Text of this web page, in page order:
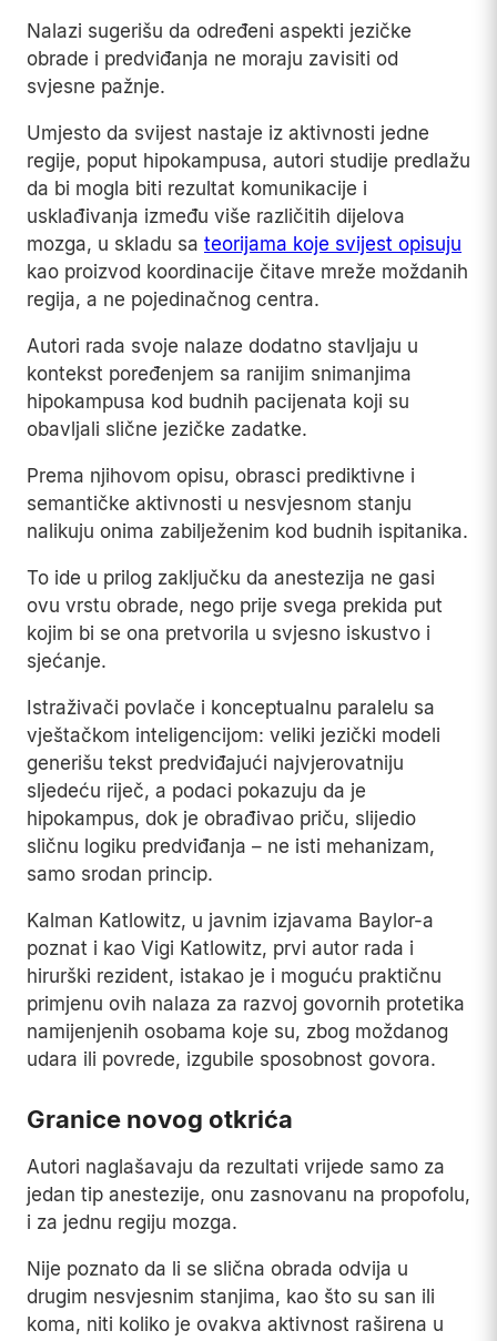
Nalazi sugerišu da određeni aspekti jezičke
obrade i predviđanja ne moraju zavisiti od
svjesne pažnje.
Umjesto da svijest nastaje iz aktivnosti jedne
regije, poput hipokampusa, autori studije predlažu
da bi mogla biti rezultat komunikacije i
usklađivanja između više različitih dijelova
mozga, u skladu sa teorijama koje svijest opisuju
kao proizvod koordinacije čitave mreže moždanih
regija, a ne pojedinačnog centra.
Autori rada svoje nalaze dodatno stavljaju u
kontekst poređenjem sa ranijim snimanjima
hipokampusa kod budnih pacijenata koji su
obavljali slične jezičke zadatke.
Prema njihovom opisu, obrasci prediktivne i
semantičke aktivnosti u nesvjesnom stanju
nalikuju onima zabilježenim kod budnih ispitanika.
To ide u prilog zaključku da anestezija ne gasi
ovu vrstu obrade, nego prije svega prekida put
kojim bi se ona pretvorila u svjesno iskustvo i
sjećanje.
Istraživači povlače i konceptualnu paralelu sa
vještačkom inteligencijom: veliki jezički modeli
generišu tekst predviđajući najvjerovatniju
sljedeću riječ, a podaci pokazuju da je
hipokampus, dok je obrađivao priču, slijedio
sličnu logiku predviđanja – ne isti mehanizam,
samo srodan princip.
Kalman Katlowitz, u javnim izjavama Baylor-a
poznat i kao Vigi Katlowitz, prvi autor rada i
hirurški rezident, istakao je i moguću praktičnu
primjenu ovih nalaza za razvoj govornih protetika
namijenjenih osobama koje su, zbog moždanog
udara ili povrede, izgubile sposobnost govora.
Granice novog otkrića
Autori naglašavaju da rezultati vrijede samo za
jedan tip anestezije, onu zasnovanu na propofolu,
i za jednu regiju mozga.
Nije poznato da li se slična obrada odvija u
drugim nesvjesnim stanjima, kao što su san ili
koma, niti koliko je ovakva aktivnost raširena u